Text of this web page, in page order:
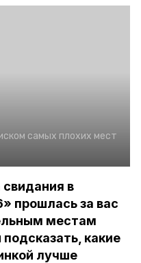
самых плохих мест
свидания в
прошлась за вас
местам
какие
лучше